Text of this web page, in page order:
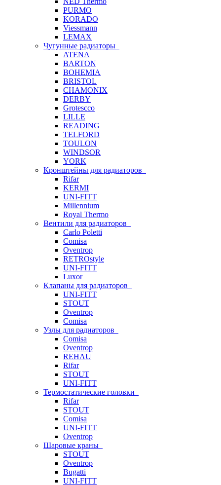
PURMO
KORADO
Viessmann
LEMAX
Чугунные радиаторы
ATENA
BARTON
BOHEMIA
BRISTOL
CHAMONIX
DERBY
Grotescco
LILLE
READING
TELFORD
TOULON
WINDSOR
YORK
Кронштейны для радиаторов
Rifar
KERMI
UNI-FITT
Millennium
Royal Thermo
Вентили для радиаторов
Carlo Poletti
Comisa
Oventrop
RETROstyle
UNI-FITT
Luxor
Клапаны для радиаторов
UNI-FITT
STOUT
Oventrop
Comisa
Узлы для радиаторов
Comisa
Oventrop
REHAU
Rifar
STOUT
UNI-FITT
Термостатические головки
Rifar
STOUT
Comisa
UNI-FITT
Oventrop
Шаровые краны
STOUT
Oventrop
Bugatti
UNI-FITT